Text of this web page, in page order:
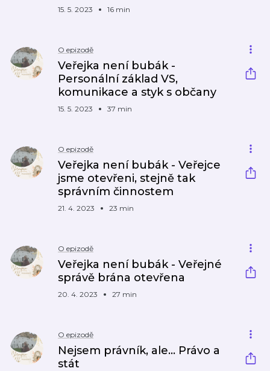
15. 5. 2023 16 min
O epizodě
Veřejka není bubák -
Personální základ VS,
komunikace a styk s občany
15. 5. 2023 37 min
O epizodě
Veřejka není bubák - Veřejce
jsme otevřeni, stejně tak
správním činnostem
21. 4. 2023 23 min
O epizodě
Veřejka není bubák - Veřejné
správě brána otevřena
20. 4. 2023 27 min
O epizodě
Nejsem právník, ale... Právo a
stát